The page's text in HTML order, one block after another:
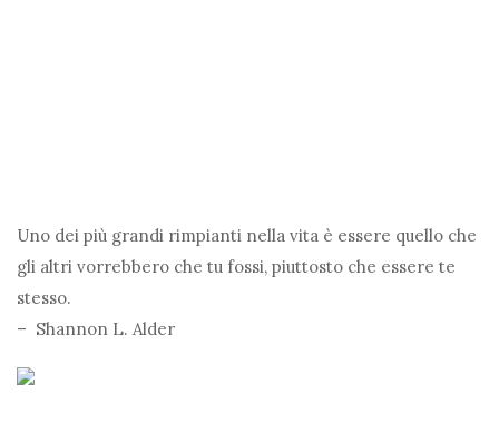
Uno dei più grandi rimpianti nella vita è essere quello che
gli altri vorrebbero che tu fossi, piuttosto che essere te
stesso.
– Shannon L. Alder